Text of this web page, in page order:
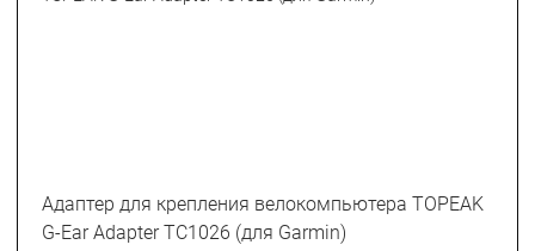
Адаптер для крепления велокомпьютера TOPEAK
G-Ear Adapter TC1026 (для Garmin)